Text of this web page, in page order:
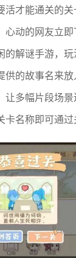
活才能通关的
动的网友立即
的解谜手游，
供的故事名来
让多幅片段场
名称即可通过